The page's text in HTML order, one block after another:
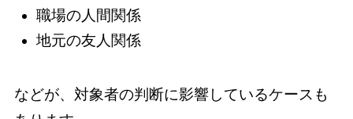
職場の人間関係
地元の友人関係
などが、対象者の判断に影響しているケースも